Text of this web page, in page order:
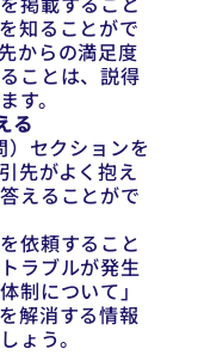
知ることがで
からの満足度
ことは、説得
す。
る
）セクションを
先がよく抱え
えることがで
依頼すること
ラブルが発生
制について」
解消する情報
ょう。